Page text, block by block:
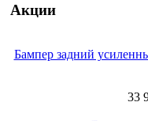
Акции
Бампер задний
33